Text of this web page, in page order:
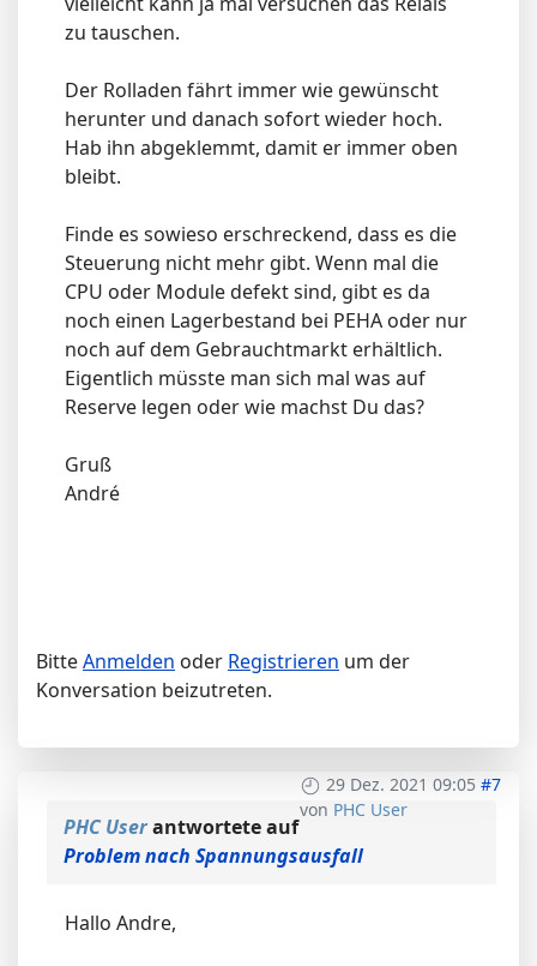
zu tauschen.
Der Rolladen fährt immer wie gewünscht
herunter und danach sofort wieder hoch.
Hab ihn abgeklemmt, damit er immer oben
bleibt.
Finde es sowieso erschreckend, dass es die
Steuerung nicht mehr gibt. Wenn mal die
CPU oder Module defekt sind, gibt es da
noch einen Lagerbestand bei PEHA oder nur
noch auf dem Gebrauchtmarkt erhältlich.
Eigentlich müsste man sich mal was auf
Reserve legen oder wie machst Du das?
Gruß
André
BitteAnmelden oder Registrieren um der
Konversation beizutreten.
29 Dez. 2021 09:05 #7
von PHC User
PHC Userantwortete auf
Problem nach Spannungsausfall
Hallo Andre,